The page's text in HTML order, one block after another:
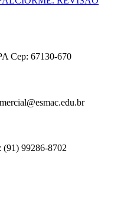
Cep: 67130-670
(91) 99286-8702